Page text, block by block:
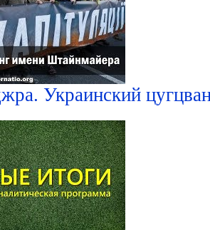
Украинский